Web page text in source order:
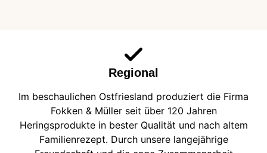
Regional
Im beschaulichen Ostfriesland produziert die Firma
Fokken & Müller seit über 120 Jahren
Heringsprodukte in bester Qualität und nach altem
Familienrezept. Durch unsere langejährige